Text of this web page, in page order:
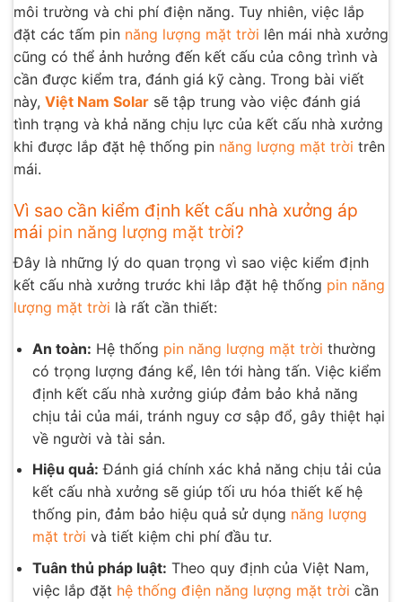
môi trường và chi phí điện năng. Tuy nhiên, việc lắp
đặt các tấm pin năng lượng mặt trời lên mái nhà xưởng
cũng có thể ảnh hưởng đến kết cấu của công trình và
cần được kiểm tra, đánh giá kỹ càng. Trong bài viết
này, Việt Nam Solar sẽ tập trung vào việc đánh giá
tình trạng và khả năng chịu lực của kết cấu nhà xưởng
khi được lắp đặt hệ thống pin năng lượng mặt trời trên
mái.
Vì sao cần kiểm định kết cấu nhà xưởng áp
mái pin năng lượng mặt trời?
Đây là những lý do quan trọng vì sao việc kiểm định
kết cấu nhà xưởng trước khi lắp đặt hệ thống pin năng
lượng mặt trời là rất cần thiết:
An toàn: Hệ thống pin năng lượng mặt trời thường
có trọng lượng đáng kể, lên tới hàng tấn. Việc kiểm
định kết cấu nhà xưởng giúp đảm bảo khả năng
chịu tải của mái, tránh nguy cơ sập đổ, gây thiệt hại
về người và tài sản.
Hiệu quả: Đánh giá chính xác khả năng chịu tải của
kết cấu nhà xưởng sẽ giúp tối ưu hóa thiết kế hệ
thống pin, đảm bảo hiệu quả sử dụng năng lượng
mặt trời và tiết kiệm chi phí đầu tư.
Tuân thủ pháp luật: Theo quy định của Việt Nam,
việc lắp đặt hệ thống điện năng lượng mặt trời cần